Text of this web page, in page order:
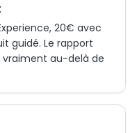
20€ avec
guidé. Le rapport
au-delà de